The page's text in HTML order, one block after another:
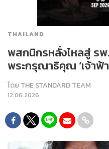
THAILAND
พสกนิกรหลั่งไหลสู่ ร
พระกรุณาธิคุณ ‘เจ้าฟ้
โดย THE STANDARD TEAM
12.06.2026